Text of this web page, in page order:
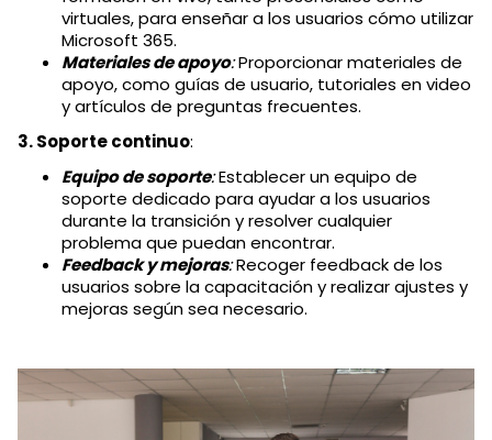
virtuales, para enseñar a los usuarios cómo utilizar
Microsoft 365.
Materiales de apoyo:Proporcionar materiales de
apoyo, como guías de usuario, tutoriales en video
y artículos de preguntas frecuentes.
3. Soporte continuo:
Equipo de soporte:Establecer un equipo de
soporte dedicado para ayudar a los usuarios
durante la transición y resolver cualquier
problema que puedan encontrar.
Feedback y mejoras:Recoger feedback de los
usuarios sobre la capacitación y realizar ajustes y
mejoras según sea necesario.